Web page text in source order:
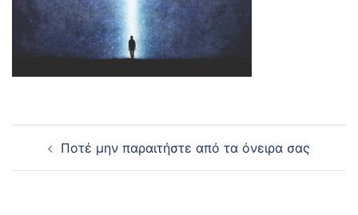
navigation
Ποτέ μην παραιτήστε από τα όνειρα σας